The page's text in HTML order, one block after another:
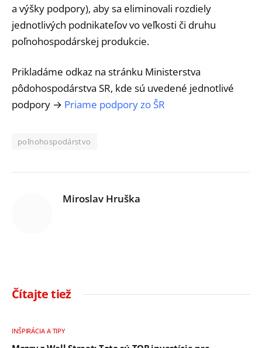
a výšky podpory), aby sa eliminovali rozdiely
jednotlivých podnikateľov vo veľkosti či druhu
poľnohospodárskej produkcie.
Prikladáme odkaz na stránku Ministerstva
pôdohospodárstva SR, kde sú uvedené jednotlivé
podpory → Priame podpory zo ŠR
poľnohospodárstvo
Miroslav Hruška
Čítajte tiež
INŠPIRÁCIA A TIPY